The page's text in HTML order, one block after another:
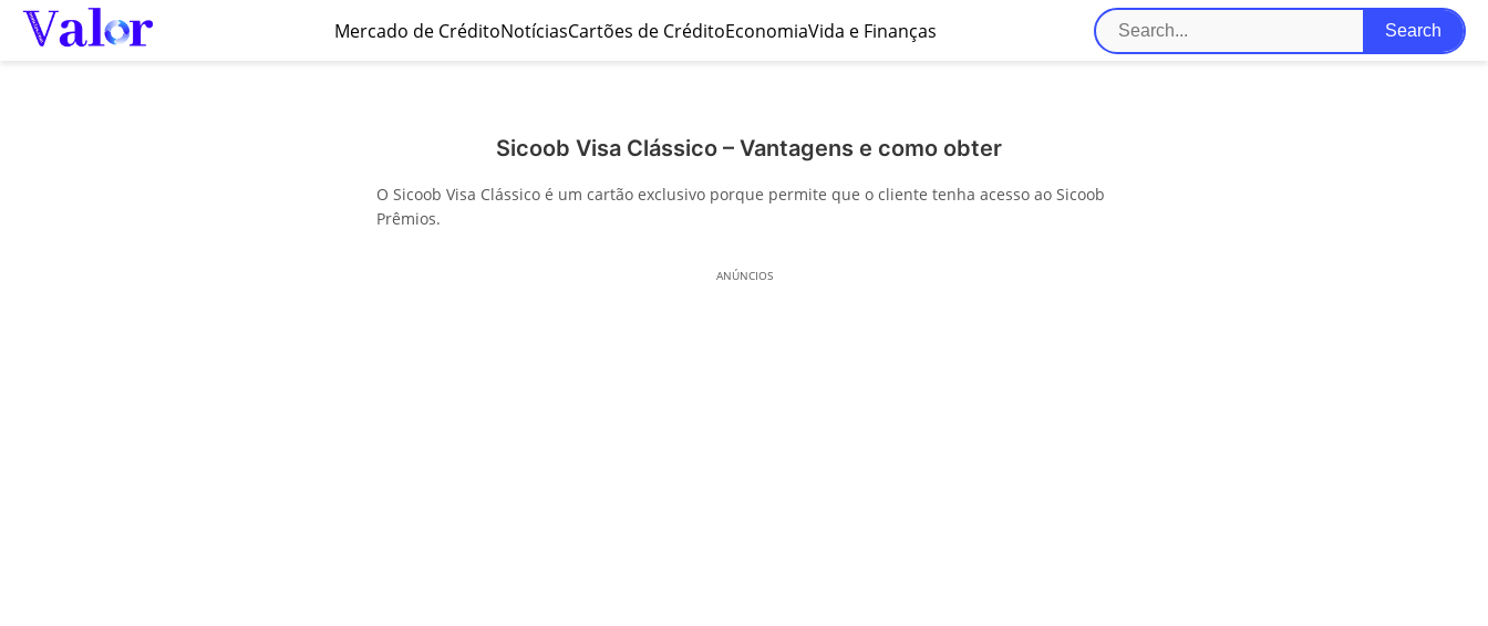
Mercado de CréditoNotíciasCartões de CréditoEconomiaVida e Finanças
Sicoob Visa Clássico – Vantagens e como obter
O Sicoob Visa Clássico é um cartão exclusivo porque permite que o cliente tenha acesso ao Sicoob
Prêmios.
ANÚNCIOS